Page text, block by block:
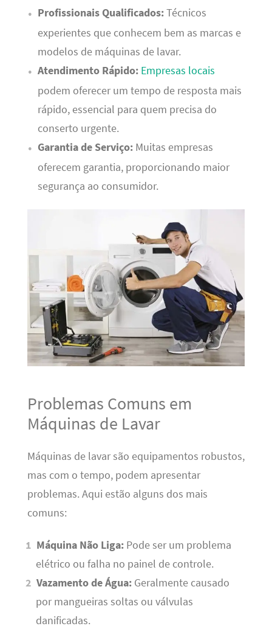
Profissionais Qualificados:Técnicos
experientes que conhecem bem as marcas e
modelos de máquinas de lavar.
Atendimento Rápido: Empresas locais
podem oferecer um tempo de resposta mais
rápido, essencial para quem precisa do
conserto urgente.
Garantia de Serviço:Muitas empresas
oferecem garantia, proporcionando maior
segurança ao consumidor.
Problemas Comuns em
Máquinas de Lavar
Máquinas de lavar são equipamentos robustos,
mas com o tempo, podem apresentar
problemas. Aqui estão alguns dos mais
comuns:
Máquina Não Liga: Pode ser um problema
elétrico ou falha no painel de controle.
Vazamento de Água: Geralmente causado
por mangueiras soltas ou válvulas
danificadas.